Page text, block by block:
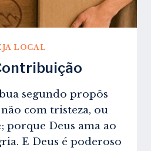
LOCAL
segundo propôs
com tristeza, ou
porque Deus ama ao
E Deus é poderoso